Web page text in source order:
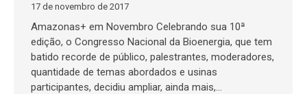
17 de novembro de 2017
Amazonas+ em Novembro Celebrando sua 10ª
edição, o Congresso Nacional da Bioenergia, que tem
batido recorde de público, palestrantes, moderadores,
quantidade de temas abordados e usinas
participantes, decidiu ampliar, ainda mais,…